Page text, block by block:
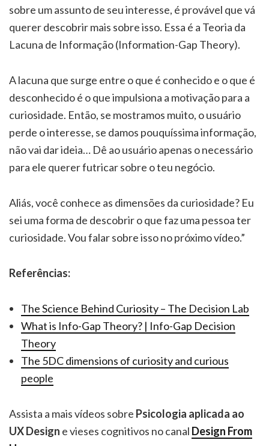
sobre um assunto de seu interesse, é provável que vá
querer descobrir mais sobre isso. Essa é a Teoria da
Lacuna de Informação (Information-Gap Theory).
A lacuna que surge entre o que é conhecido e o que é
desconhecido é o que impulsiona a motivação para a
curiosidade. Então, se mostramos muito, o usuário
perde o interesse, se damos pouquíssima informação,
não vai dar ideia… Dê ao usuário apenas o necessário
para ele querer futricar sobre o teu negócio.
Aliás, você conhece as dimensões da curiosidade? Eu
sei uma forma de descobrir o que faz uma pessoa ter
curiosidade. Vou falar sobre isso no próximo vídeo.”
Referências:
The Science Behind Curiosity – The Decision Lab
What is Info-Gap Theory? | Info-Gap Decision
Theory
The 5DC dimensions of curiosity and curious
people
Assista a mais vídeos sobre Psicologia aplicada ao
UX Design e vieses cognitivos no canal Design From